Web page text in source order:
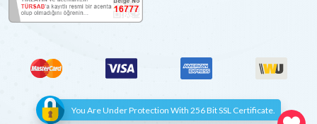
You Are Under Protection With 256 Bit SSL Certificate.